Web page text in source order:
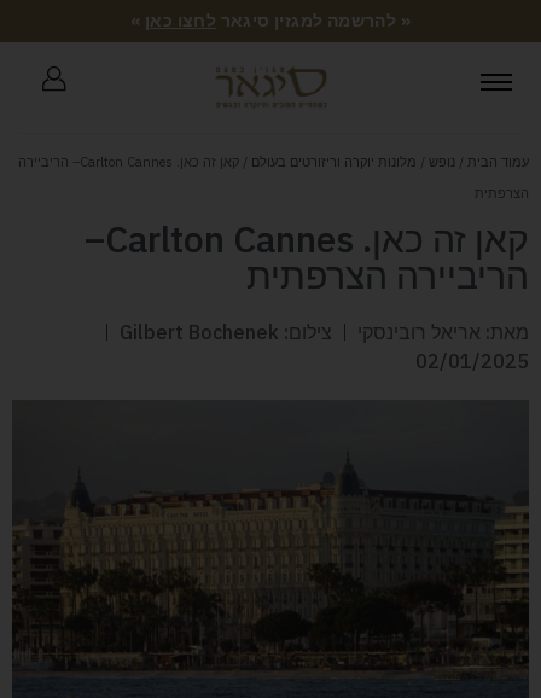
« להרשמה למגזין סיגאר לחצו כאן »
עמוד הבית / נופש / מלונות יוקרה וריזורטים בעולם
/ קאן זה כאן. Carlton Cannes– הריביירה
הצרפתית
קאן זה כאן. Carlton Cannes–
הריביירה הצרפתית
מאת: אריאל רובינסקי
צילום: Gilbert Bochenek
02/01/2025